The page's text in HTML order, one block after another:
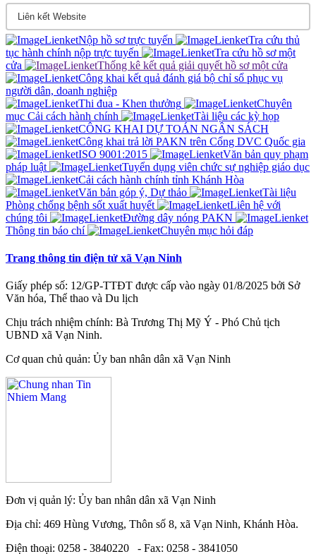
Nộp hồ sơ trực tuyến
Tra cứu thủ
tục hành chính nộp trực tuyến
Tra cứu hồ sơ một
cửa
Thống kê kết quả giải quyết hồ sơ một cửa
Công khai kết quả đánh giá bộ chỉ sổ phục vụ
người dân, doanh nghiệp
Thi đua - Khen thưởng
Chuyên
mục Cải cách hành chính
Tài liệu các kỳ họp
CÔNG KHAI DỰ TOÁN NGÂN SÁCH
Công khai trả lời PAKN trên Cổng DVC Quốc gia
ISO 9001:2015
Văn bản quy phạm
pháp luật
Tuyển dụng viên chức sự nghiệp giáo dục
Cải cách hành chính tỉnh Khánh Hòa
Văn bản góp ý, Dự thảo
Tài liệu
Phòng chống bệnh sốt xuất huyết
Liên hệ với
chúng tôi
Đường dây nóng PAKN
Thông tin báo chí
Chuyên mục hỏi đáp
Trang thông tin điện tử xã Vạn Ninh
Giấy phép số: 12/GP-TTĐT được cấp vào ngày 01/8/2025 bởi Sở
Văn hóa, Thể thao và Du lịch
Chịu trách nhiệm chính: Bà Trương Thị Mỹ Ý - Phó Chủ tịch
UBND xã Vạn Ninh.
Cơ quan chủ quản: Ủy ban nhân dân xã Vạn Ninh
Đơn vị quản lý: Ủy ban nhân dân xã Vạn Ninh
Địa chỉ: 469 Hùng Vương, Thôn số 8, xã Vạn Ninh, Khánh Hòa.
Điện thoại: 0258 - 3840220 - Fax: 0258 - 3841050